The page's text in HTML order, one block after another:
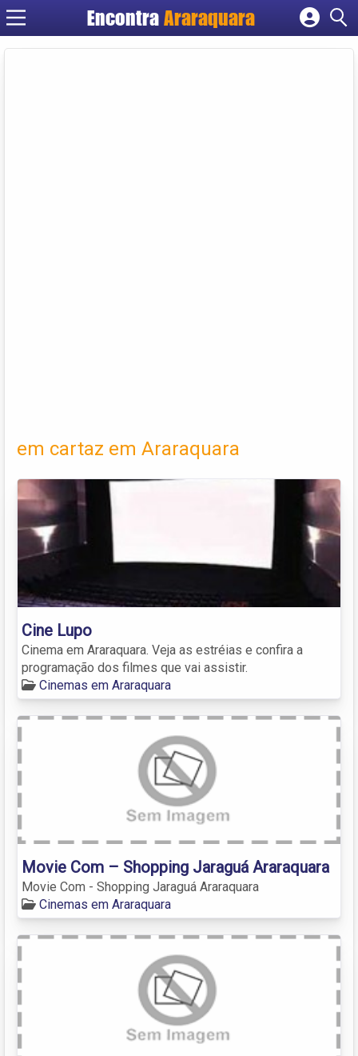
EncontraAraraquara
Cadastrar empresa
em cartaz em Araraquara
Cine Lupo
Cinema em Araraquara. Veja as estréias e confira a
programação dos filmes que vai assistir.
Cinemas em Araraquara
Movie Com – Shopping Jaraguá Araraquara
Movie Com - Shopping Jaraguá Araraquara
Cinemas em Araraquara